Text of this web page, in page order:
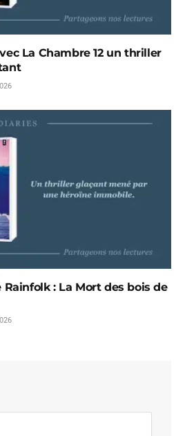
La Chambre 12 un thriller
: La Mort des bois de